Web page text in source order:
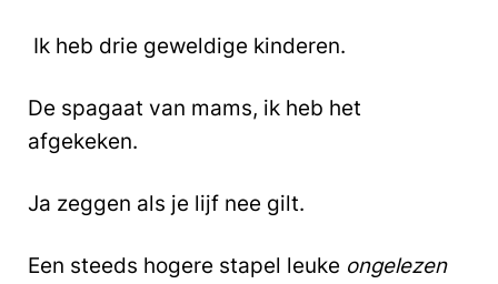
Ik heb drie geweldige kinderen.
De spagaat van mams, ik heb het
afgekeken.
Ja zeggen als je lijf nee gilt.
Een steeds hogere stapel leuke ongelezen